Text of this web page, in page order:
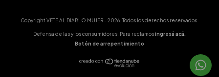
Copyright VETE AL DIABLO MUJER - 2026. Todos los derechos reservados.
Defensa de las y los consumidores. Para reclamosingresá acá.
Botón de arrepentimiento